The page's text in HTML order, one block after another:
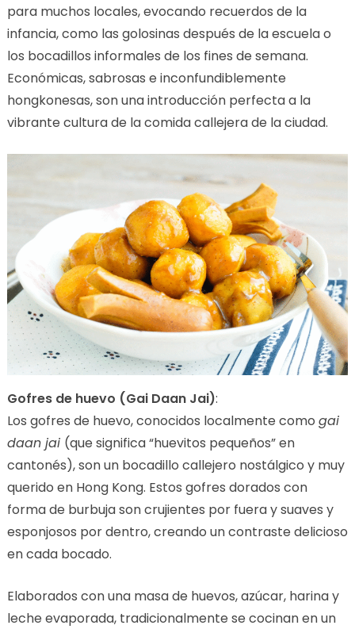
para muchos locales, evocando recuerdos de la
infancia, como las golosinas después de la escuela o
los bocadillos informales de los fines de semana.
Económicas, sabrosas e inconfundiblemente
hongkonesas, son una introducción perfecta a la
vibrante cultura de la comida callejera de la ciudad.
Gofres de huevo (Gai Daan Jai):
Los gofres de huevo, conocidos localmente como gai
daan jai (que significa “huevitos pequeños” en
cantonés), son un bocadillo callejero nostálgico y muy
querido en Hong Kong. Estos gofres dorados con
forma de burbuja son crujientes por fuera y suaves y
esponjosos por dentro, creando un contraste delicioso
en cada bocado.
Elaborados con una masa de huevos, azúcar, harina y
leche evaporada, tradicionalmente se cocinan en un